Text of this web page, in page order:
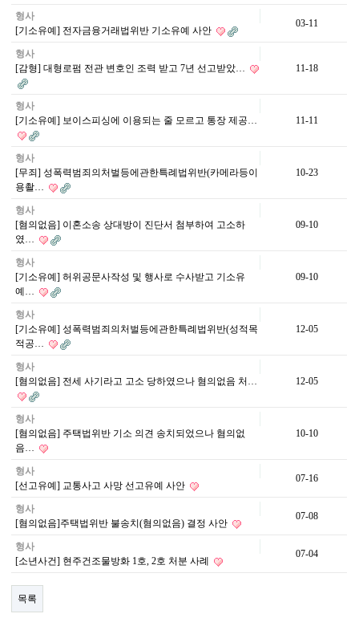
형사
[기소유예] 전자금융거래법위반 기소유예 사안
03-11
형사
[감형] 대형로펌 전관 변호인 조력 받고 7년 선고받았…
11-18
형사
[기소유예] 보이스피싱에 이용되는 줄 모르고 통장 제공…
11-11
형사
[무죄] 성폭력범죄의처벌등에관한특례법위반(카메라등이
용촬…
10-23
형사
[혐의없음] 이혼소송 상대방이 진단서 첨부하여 고소하
였…
09-10
형사
[기소유예] 허위공문사작성 및 행사로 수사받고 기소유
예…
09-10
형사
[기소유예] 성폭력범죄의처벌등에관한특례법위반(성적목
적공…
12-05
형사
[혐의없음] 전세 사기라고 고소 당하였으나 혐의없음 처…
12-05
형사
[혐의없음] 주택법위반 기소 의견 송치되었으나 혐의없
음…
10-10
형사
[선고유예] 교통사고 사망 선고유예 사안
07-16
형사
[혐의없음]주택법위반 불송치(혐의없음) 결정 사안
07-08
형사
[소년사건] 현주건조물방화 1호, 2호 처분 사례
07-04
목록